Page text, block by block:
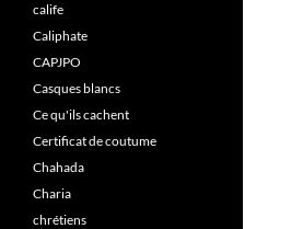
calife
Caliphate
CAPJPO
Casques blancs
Ce qu'ils cachent
Certificat de coutume
Chahada
Charia
chrétiens